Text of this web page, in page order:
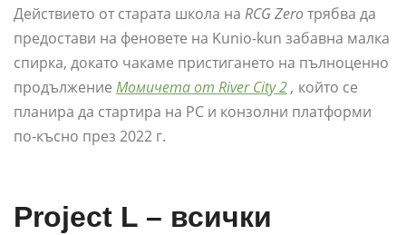
Действието от старата школа на RCG Zeroтрябва да
предостави на феновете на Kunio-kun забавна малка
спирка, докато чакаме пристигането на пълноценно
продължение Момичета от River City 2, който се
планира да стартира на PC и конзолни платформи
по-късно през 2022 г.
Project L – всички